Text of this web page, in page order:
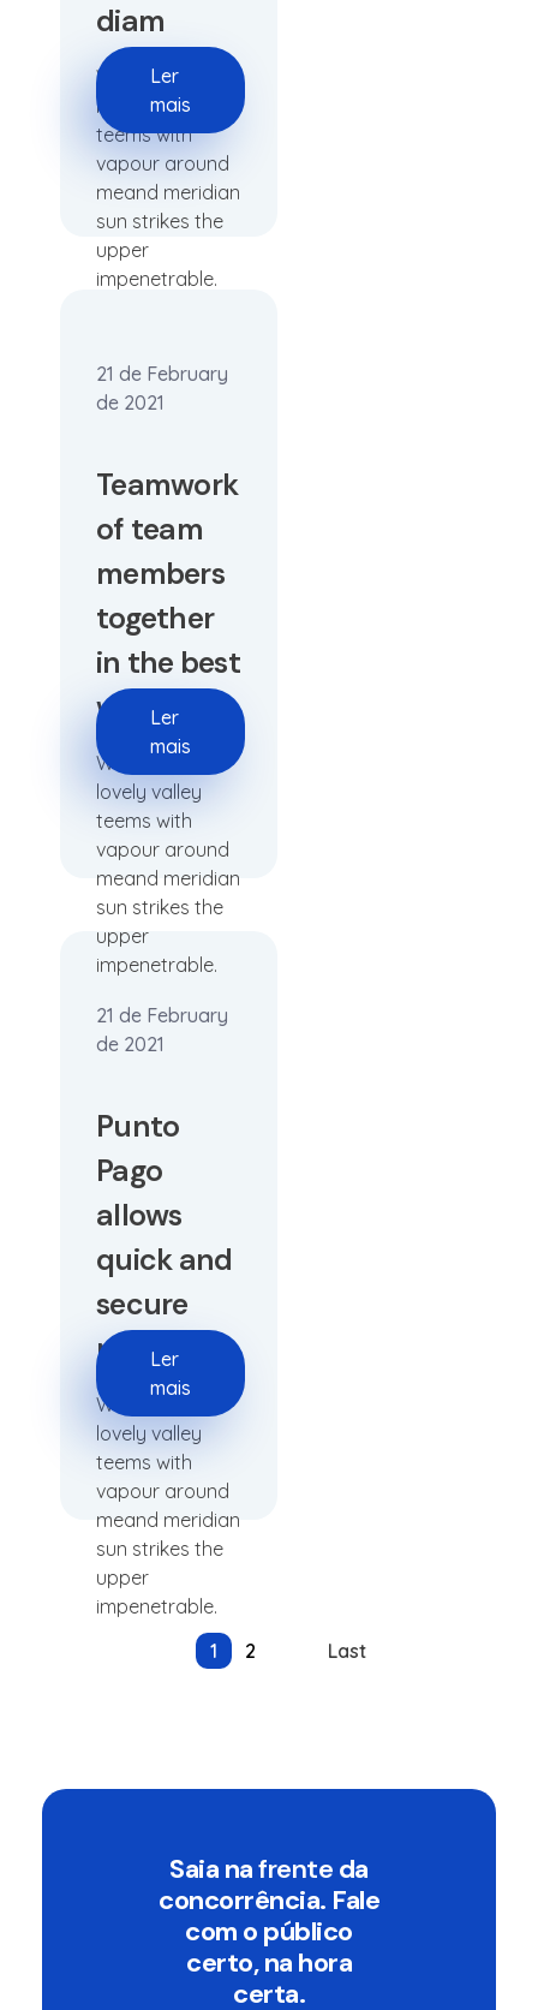
diam
When, while
lovely valley
teems with
vapour around
meand meridian
sun strikes the
upper
impenetrable.
Ler
mais
21 de February
de 2021
Teamwork
of team
members
together
in the best
way
When, while
lovely valley
teems with
vapour around
meand meridian
sun strikes the
upper
impenetrable.
Ler
mais
21 de February
de 2021
Punto
Pago
allows
quick and
secure
payments
When, while
lovely valley
teems with
vapour around
meand meridian
sun strikes the
upper
impenetrable.
Ler
mais
1 2 Last
Saia nafrente da
concorrência. Fale
com o público
certo, na hora
certa.